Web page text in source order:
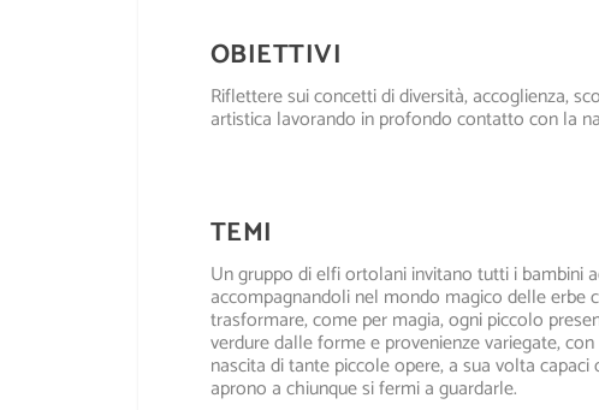
OBIETTIVI
Riflettere sui concetti di diversità, accoglienza,
artistica lavorando in profondo contatto con la
TEMI
Un gruppo di elfi ortolani invitano tutti i bambini
accompagnandoli nel mondo magico delle
trasformare, come per magia, ogni piccolo
verdure dalle forme e provenienze variegate,
nascita di tante piccole opere, a sua volta
aprono a chiunque si fermi a guardarle.